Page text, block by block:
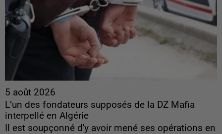
5 août 2026
L’un des fondateurs supposés de la DZ Mafia
interpellé en Algérie
Il est soupçonné d'y avoir mené ses opérations en